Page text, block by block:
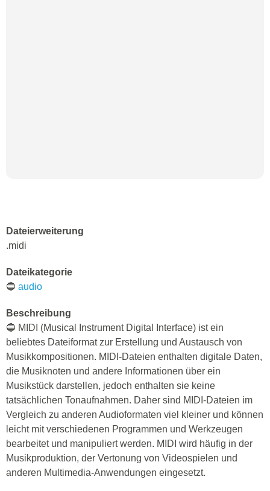
Dateierweiterung
.midi
Dateikategorie
🔵 audio
Beschreibung
🔵 MIDI (Musical Instrument Digital Interface) ist ein
beliebtes Dateiformat zur Erstellung und Austausch von
Musikkompositionen. MIDI-Dateien enthalten digitale Daten,
die Musiknoten und andere Informationen über ein
Musikstück darstellen, jedoch enthalten sie keine
tatsächlichen Tonaufnahmen. Daher sind MIDI-Dateien im
Vergleich zu anderen Audioformaten viel kleiner und können
leicht mit verschiedenen Programmen und Werkzeugen
bearbeitet und manipuliert werden. MIDI wird häufig in der
Musikproduktion, der Vertonung von Videospielen und
anderen Multimedia-Anwendungen eingesetzt.